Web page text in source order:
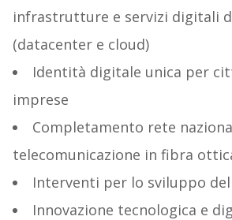
infrastrutture e servizi digitali
(datacenter e cloud)
Identità digitale unica per
imprese
Completamento rete
telecomunicazione in fibra
Interventi per lo sviluppo
Innovazione tecnologica e